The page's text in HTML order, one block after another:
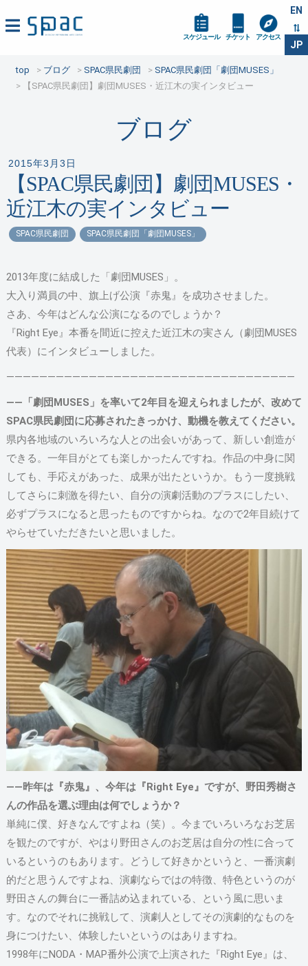
EN
JP
スケジュール チケット アクセス
top ブログ SPAC県民劇団
SPAC県民劇団「劇団MUSES」
【SPAC県民劇団】劇団MUSES・近江木の実インタビュー
ブログ
2015年3月3日
【SPAC県民劇団】劇団MUSES・
近江木の実インタビュー
SPAC県民劇団 SPAC県民劇団「劇団MUSES」
2013年度に結成した「劇団MUSES」。
大入り満員の中、旗上げ公演『赤鬼』を成功させました。
さあ、今年はどんな公演になるのでしょうか？
『Right Eye』本番を間近に控えた近江木の実さん（劇団MUSES
代表）にインタビューしました。
―――――――――――――――――――――――――――――――――――
――「劇団MUSES」を率いて2年目を迎えられましたが、改めて
SPAC県民劇団に応募されたきっかけ、動機を教えてください。
県内各地域のいろいろな人との出会いがあって、新しい創造が
できる。一年目がとても楽しかったんですね。作品の中身に関
しても、手応えがあった、成果が出たというか。もう一度挑戦
してさらに刺激を得たい、自分の演劇活動のプラスにしたい、
必ずプラスになると思ったものですからね。なので2年目続けて
やらせていただきたいと思いました。
――昨年は『赤鬼』、今年は『Right Eye』ですが、野田秀樹さ
んの作品を選ぶ理由は何でしょうか？
単純に僕、好きなんですよね（笑）。今までいろいろなお芝居
を観たのですが、やはり野田さんのお芝居は自分の性に合って
いるというのもあります。どうして好きかというと、一番演劇
的だと思うんですよね、演劇ならではの特徴、特色というのが
野田さんの舞台に一番詰め込まれている、という風に思いま
す。なのでそれに挑戦して、演劇人としてその演劇的なものを
身につけたい、体験したいというのはありますね。
1998年にNODA・MAP番外公演で上演された『Right Eye』は、